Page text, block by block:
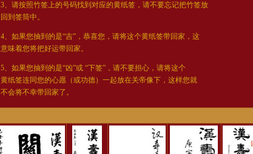
3、请按照竹签上的号码找到对应的黄纸签，请不要忘记把竹签放
回到签筒中。
4、如果您抽到的是“吉”，恭喜您，请将这个黄纸签带回家，这
意味着您将把好运带回家。
5、如果您抽到的是“凶”或 “下签”，请不要担心，请将这个
黄纸签连同您的心愿（或功德）一起放在关帝像下，这样您就
不会将不幸带回家了。